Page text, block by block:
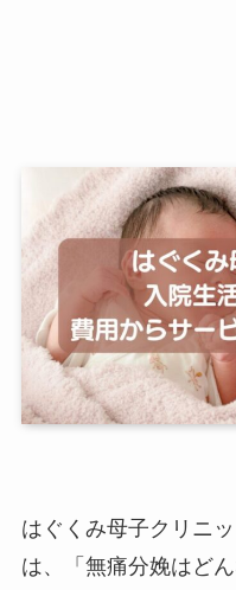
はぐくみ母子クリニ
は、「無痛分娩はど